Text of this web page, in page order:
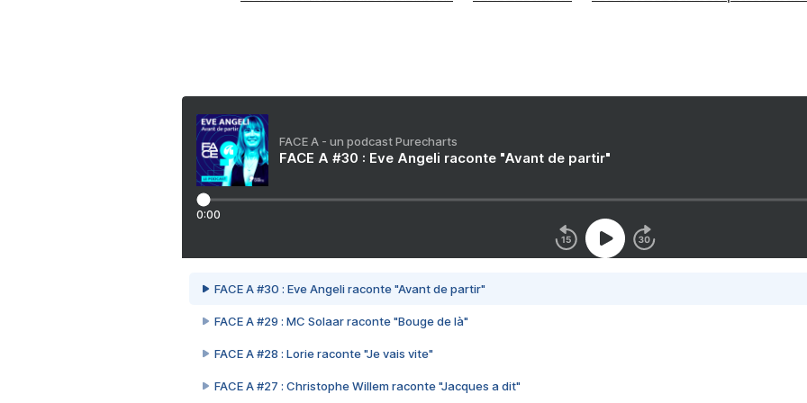
FACE A - un podcast Purecharts
FACE A #30 : Eve Angeli raconte "Avant de partir"
0:00
FACE A #30 : Eve Angeli raconte "Avant de partir"
FACE A #29 : MC Solaar raconte "Bouge de là"
FACE A #28 : Lorie raconte "Je vais vite"
FACE A #27 : Christophe Willem raconte "Jacques a dit"